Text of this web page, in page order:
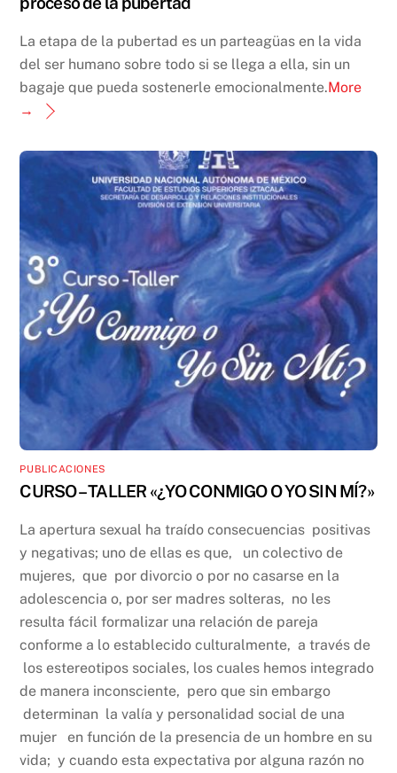
La etapa de la pubertad es un parteagüas en la vida
del ser humano sobre todo si se llega a ella, sin un
bagaje que pueda sostenerle emocionalmente.More
→
PUBLICACIONES
CURSO – TALLER «¿YO CONMIGO O YO SIN MÍ?»
La apertura sexual ha traído consecuencias positivas
y negativas; uno de ellas es que, un colectivo de
mujeres, que por divorcio o por no casarse en la
adolescencia o, por ser madres solteras, no les
resulta fácil formalizar una relación de pareja
conforme a lo establecido culturalmente, a través de
los estereotipos sociales, los cuales hemos integrado
de manera inconsciente, pero que sin embargo
determinan la valía y personalidad social de una
mujer en función de la presencia de un hombre en su
vida; y cuando esta expectativa por alguna razón no